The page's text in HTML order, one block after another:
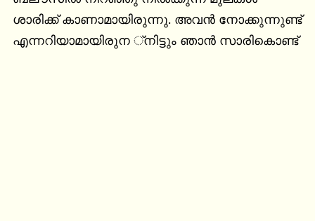
ശാരിക്ക് കാണാമായിരുന്നു. അവൻ നോക്കുന്നുണ്ട്
എന്നറിയാമായിരുന ്നിട്ടും ഞാൻ സാരികൊണ്ട്